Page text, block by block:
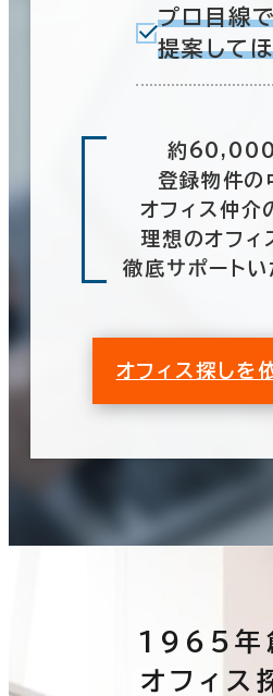
プロ目線
提案して
約60,000
登録物件の
オフィス仲介
理想のオフィ
徹底サポートい
オフィス探しを
1965年
オフィス